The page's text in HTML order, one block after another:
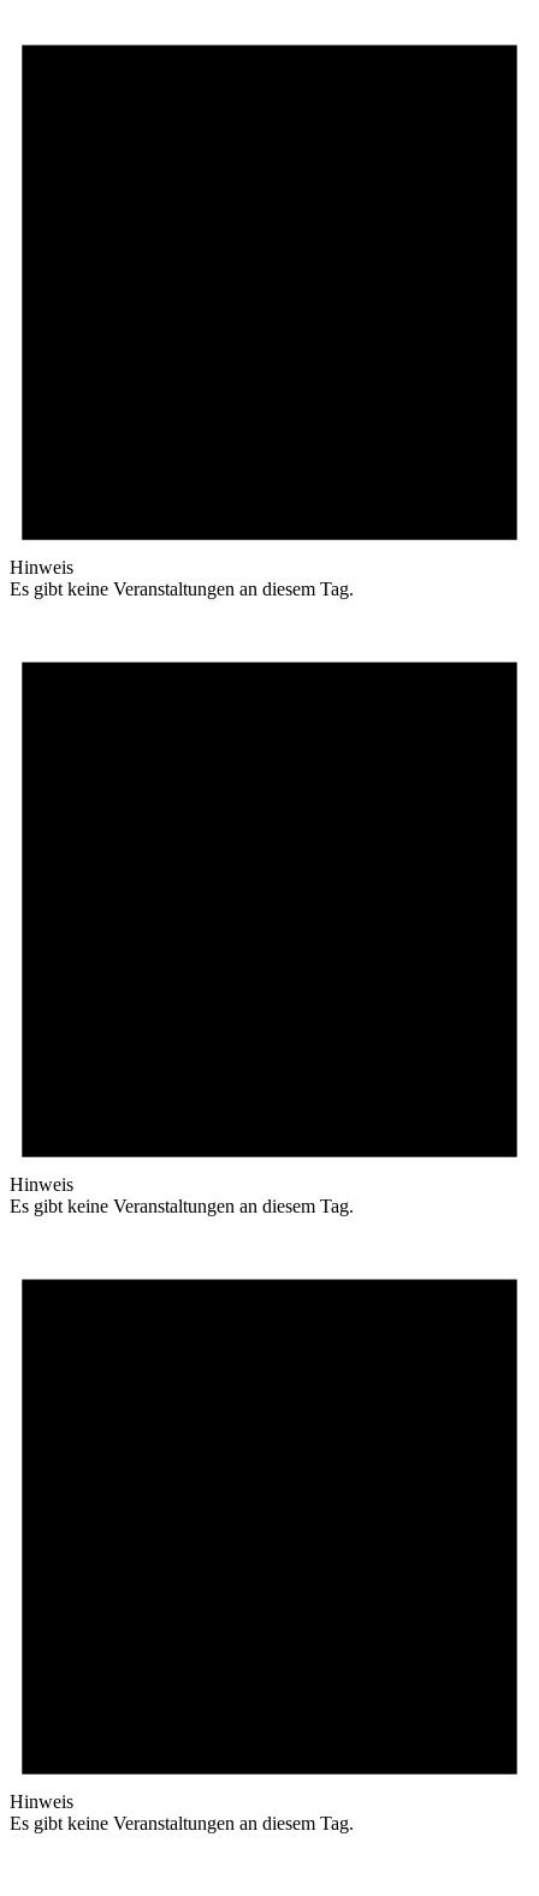
Hinweis
Es gibt keine Veranstaltungen an diesem Tag.
Hinweis
Es gibt keine Veranstaltungen an diesem Tag.
Hinweis
Es gibt keine Veranstaltungen an diesem Tag.